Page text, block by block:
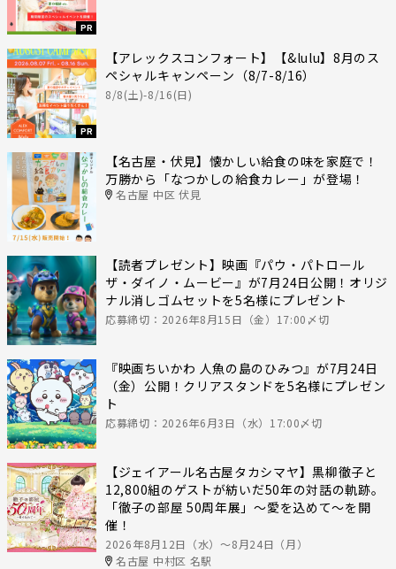
PR
PR
【アレックスコンフォート】【&lulu】8月のス
ペシャルキャンペーン（8/7-8/16）
8/8(土)-8/16(日)
【名古屋・伏見】懐かしい給食の味を家庭で！
万勝から「なつかしの給食カレー」が登場！
名古屋 中区 伏見
【読者プレゼント】映画『パウ・パトロール
ザ・ダイノ・ムービー』が7月24日公開！オリジ
ナル消しゴムセットを5名様にプレゼント
応募締切：2026年8月15日（金）17:00〆切
『映画ちいかわ 人魚の島のひみつ』が7月24日
（金）公開！クリアスタンドを5名様にプレゼン
ト
応募締切：2026年6月3日（水）17:00〆切
【ジェイアール名古屋タカシマヤ】黒柳徹子と
12,800組のゲストが紡いだ50年の対話の軌跡。
「徹子の部屋 50周年展」～愛を込めて～を開
催！
2026年8月12日（水）〜8月24日（月）
名古屋 中村区 名駅